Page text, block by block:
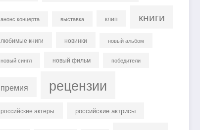
анонс концерта выставка клип книги
любимые книги новинки новый альбом
новый сингл новый фильм победители
премия рецензии
российские актеры российские актрисы